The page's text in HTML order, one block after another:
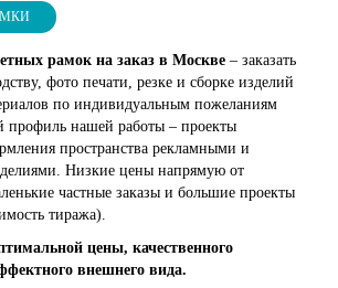
рамок на заказ в Москве – заказать
фото печати, резке и сборке изделий
по индивидуальным пожеланиям
профиль нашей работы – проекты
пространства рекламными и
Низкие цены напрямую от
частные заказы и большие проекты
тиража).
цены, качественного
внешнего вида.